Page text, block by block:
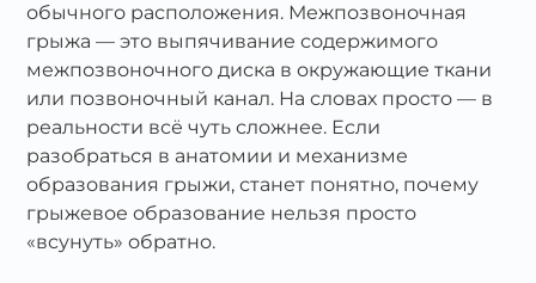
обычного расположения. Межпозвоночная
грыжа — это выпячивание содержимого
межпозвоночного диска в окружающие ткани
или позвоночный канал. На словах просто — в
реальности всё чуть сложнее. Если
разобраться в анатомии и механизме
образования грыжи, станет понятно, почему
грыжевое образование нельзя просто
«всунуть» обратно.